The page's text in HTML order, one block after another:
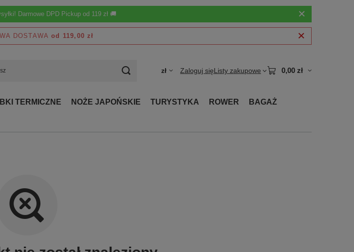
Darmowe DPD Pickup od 119 zł 🚚
DOSTAWA od 119,00 zł
zł Zaloguj sięListy zakupowe 0,00 zł
TERMICZNE NOŻE JAPOŃSKIE TURYSTYKA ROWER
BAGAŻ